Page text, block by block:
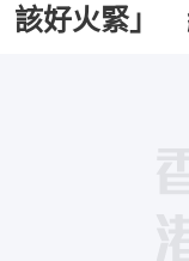
該好火緊」